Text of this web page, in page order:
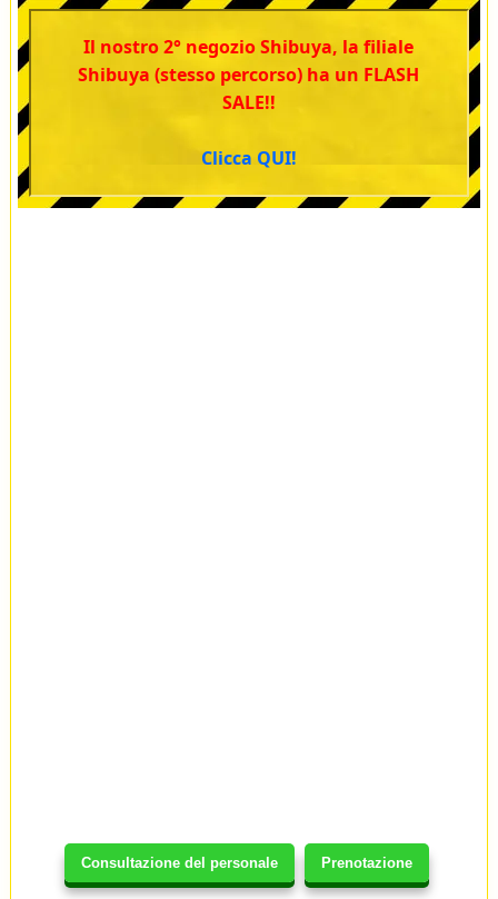
Consultazione del personale Prenotazione
Il nostro 2° negozio Shibuya, la filiale
Shibuya (stesso percorso) ha un FLASH
SALE!!
Clicca QUI!